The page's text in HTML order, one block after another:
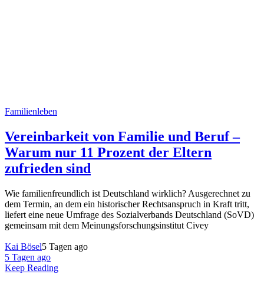
Familienleben
Vereinbarkeit von Familie und Beruf –
Warum nur 11 Prozent der Eltern
zufrieden sind
Wie familienfreundlich ist Deutschland wirklich? Ausgerechnet zu
dem Termin, an dem ein historischer Rechtsanspruch in Kraft tritt,
liefert eine neue Umfrage des Sozialverbands Deutschland (SoVD)
gemeinsam mit dem Meinungsforschungsinstitut Civey
Kai Bösel5 Tagen ago
5 Tagen ago
Keep Reading